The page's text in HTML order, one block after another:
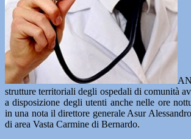
strutture territoriali degli ospedali di comunità
a disposizione degli utenti anche nelle ore
in una nota il direttore generale Asur
di area Vasta Carmine di Bernardo.